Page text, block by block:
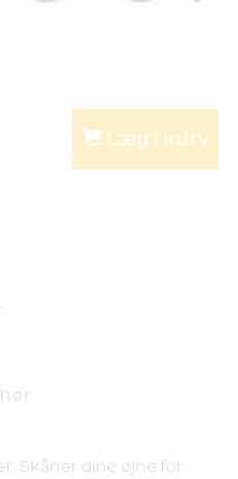
Læg i kurv
Skåner dine øjne for